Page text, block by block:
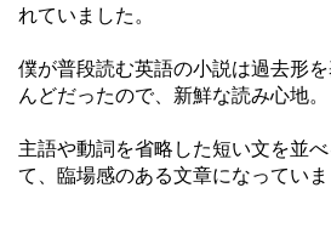
れていました。
僕が普段読む英語の小説は過去形
んどだったので、新鮮な読み心地。
主語や動詞を省略した短い文を並
て、臨場感のある文章になっていま